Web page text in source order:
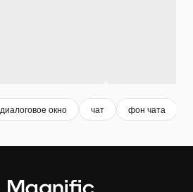
диалоговое окно чат фон чата